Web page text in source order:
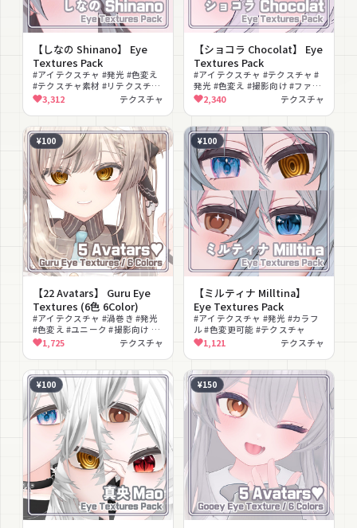
【しなの Shinano】 Eye
Textures Pack
#アイテクスチャ #発光 #色変え
#テクスチャ素材 #リテクスチャ
#テクスチャ
3,312 テクスチャ
【ショコラ Chocolat】 Eye
Textures Pack
#アイテクスチャ #テクスチャ #
発光 #色変え #撮影向け #ファン
タジー
2,340 テクスチャ
¥100
【22 Avatars】 Guru Eye
Textures (6色 6Color)
#アイテクスチャ #渦巻き #発光
#色変え #ユニーク #撮影向け #
テクスチャ
1,725 テクスチャ
¥100
【ミルティナ Milltina】
Eye Textures Pack
#アイテクスチャ #発光 #カラフ
ル #色変更可能 #テクスチャ
1,121 テクスチャ
¥100 ¥150